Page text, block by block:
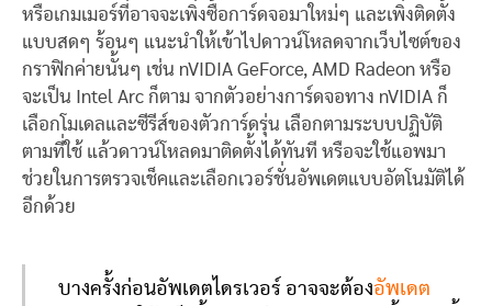
หรือเกมเมอร์ที่อาจจะเพิ่งซื้อการ์ดจอมาใหม่ๆ และเพิ่งติดตั้ง
แบบสดๆ ร้อนๆ แนะนำให้เข้าไปดาวน์โหลดจากเว็บไซต์ของ
กราฟิกค่ายนั้นๆ เช่น nVIDIA GeForce, AMD Radeon หรือ
จะเป็น Intel Arc ก็ตาม จากตัวอย่างการ์ดจอทาง nVIDIA ก็
เลือกโมเดลและซีรีส์ของตัวการ์ดรุ่น เลือกตามระบบปฏิบัติ
ตามที่ใช้ แล้วดาวน์โหลดมาติดตั้งได้ทันที หรือจะใช้แอพมา
ช่วยในการตรวจเช็คและเลือกเวอร์ชั่นอัพเดตแบบอัตโนมัติได้
อีกด้วย
บางครั้งก่อนอัพเดตไดรเวอร์ อาจจะต้องอัพเดต